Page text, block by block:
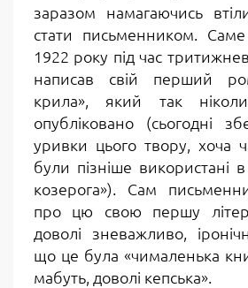
заразом намагаючись
стати письменником.
1922 року під час
написав свій перший
крила», який так
опубліковано (сьогодні
уривки цього твору, хоча
були пізніше використані
козерога»). Сам
про цю свою першу
доволі зневажливо,
що це була «чималенька
мабуть, доволі кепська».